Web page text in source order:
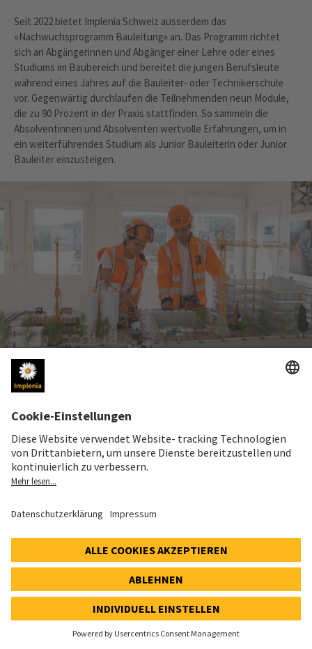
Seit 2022 bietet Implenia Schweiz ausserdem das
«Nachwuchsprogramm Bauleitung» an. Das Programm richtet
sich an Abgängerinnen und Abgänger einer Lehre oder eines
Studiums im Baubereich und bereitet die jungen Berufsleute
während eines Jahres auf die Bauleiter- oder Technikerschule
vor. Gegenwärtig durchlaufen die Teilnehmenden neun Module,
die zu 90 Prozent in der Praxis stattfinden. So sammeln die
Absolventinnen und Absolventen wertvolle Erfahrungen, um in
ein weiterführendes Studium als Junior Bauleiterin oder Junior
Bauleiter einzusteigen.
Berufsausbildung
führend sein. Das Unternehmen bildet seit jeher junge
Fachkräfte aus. Damit sichert es die eigene Zukunft und nimmt
gleichzeitig seine gesellschaftliche Verantwortung wahr. 2023
waren rund 250 junge Menschen in einer Lehre in einem
gewerblichen oder technisch kaufmännischen Beruf bei Implenia
Ausbildungsplatz, sondern stärkt ihre fachlichen und sozialen
Kompetenzen durch regelmässige Lernendenprojekte: 2023
realisierten beispielsweise Lernende des zweiten Lehrjahres drei
Brücken für die Gemeinde Goms und leisteten Arbeitseinsätze